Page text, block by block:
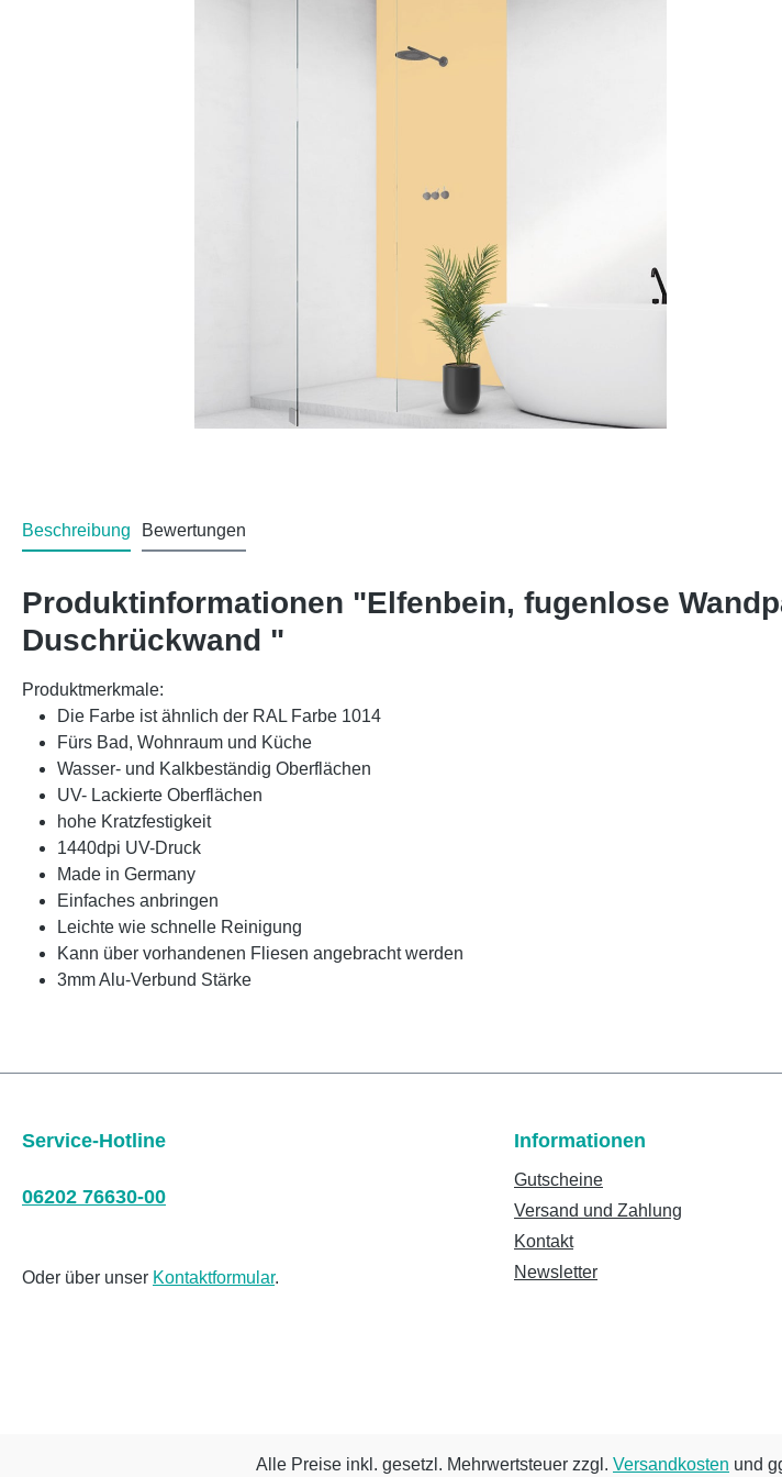
Beschreibung Bewertungen
Produktinformationen "Elfenbein, fugenlose
Duschrückwand "
Produktmerkmale:
Die Farbe ist ähnlich der RAL Farbe 1014
Fürs Bad, Wohnraum und Küche
Wasser- und Kalkbeständig Oberflächen
UV- Lackierte Oberflächen
hohe Kratzfestigkeit
1440dpi UV-Druck
Made in Germany
Einfaches anbringen
Leichte wie schnelle Reinigung
Kann über vorhandenen Fliesen angebracht werden
3mm Alu-Verbund Stärke
Service-Hotline
06202 76630-00
Oder über unser Kontaktformular.
Informationen
Gutscheine
Versand und Zahlung
Kontakt
Newsletter
Alle Preise inkl. gesetzl. Mehrwertsteuer zzgl. Versandkosten und